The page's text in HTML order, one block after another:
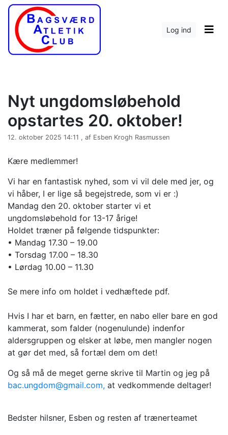
Log ind
Nyt ungdomsløbehold
opstartes 20. oktober!
12. oktober 2025 14:11 , af Esben Krogh Rasmussen
Kære medlemmer!
Vi har en fantastisk nyhed, som vi vil dele med jer, og
vi håber, I er lige så begejstrede, som vi er :)
Mandag den 20. oktober starter vi et
ungdomsløbehold for 13-17 årige!
Holdet træner på følgende tidspunkter:
• Mandag 17.30 – 19.00
• Torsdag 17.00 – 18.30
• Lørdag 10.00 – 11.30
Se mere info om holdet i vedhæftede pdf.
Hvis I har et barn, en fætter, en nabo eller bare en god
kammerat, som falder (nogenulunde) indenfor
aldersgruppen og elsker at løbe, men mangler nogen
at gør det med, så fortæl dem om det!
Og så må de meget gerne skrive til Martin og jeg på
bac.ungdom@gmail.com, at vedkommende deltager!
Bedster hilsner, Esben og resten af trænerteamet